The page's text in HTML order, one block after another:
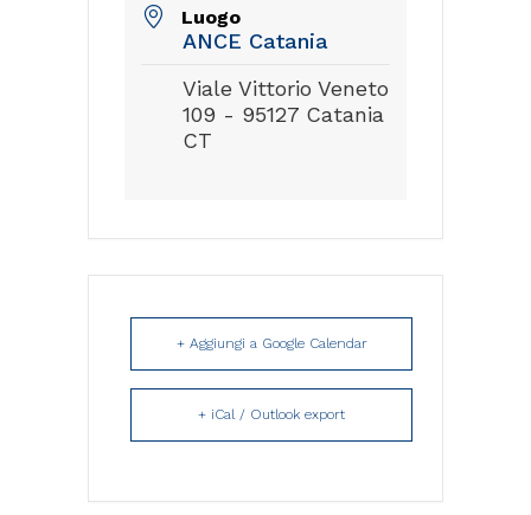
Luogo
ANCE Catania
Viale Vittorio Veneto
109 - 95127 Catania
CT
+ Aggiungi a Google Calendar
+ iCal / Outlook export